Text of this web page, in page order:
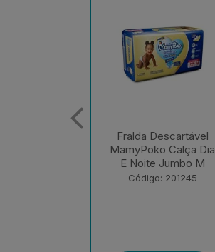
Fralda Descartável
MamyPoko Calça Dia
E Noite Jumbo G
Código: 201248